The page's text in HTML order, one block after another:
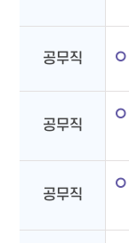
공무직
공무직
공무직